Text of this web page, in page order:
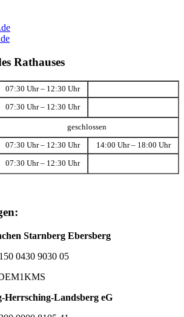
Rathauses
07:30 Uhr – 12:30 Uhr
07:30 Uhr – 12:30 Uhr
geschlossen
07:30 Uhr – 12:30 Uhr 14:00 Uhr – 18:00 Uhr
07:30 Uhr – 12:30 Uhr
Starnberg Ebersberg
0430 9030 05
Landsberg eG